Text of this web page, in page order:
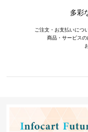
多彩
ご注文・お支払いにつ
商品・サービス